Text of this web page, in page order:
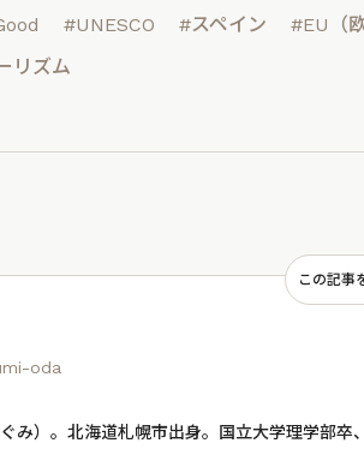
#UNESCO #スペイン #EU（
リズム
この記事
oda
み）。北海道札幌市出身。国立大学理学部卒